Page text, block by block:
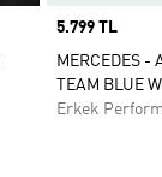
Price
5.799 TL
MERCEDES -
TEAM BLUE
Erkek